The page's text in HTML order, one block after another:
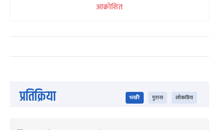
आक्रोशित
प्रतिक्रिया भर्खरै पुराना लोकप्रिय